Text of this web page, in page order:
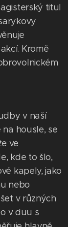
titul
Kromě
v naší
na housle, se
ve
kde to šlo,
kapely, jako
nebo
v různých
v duu s